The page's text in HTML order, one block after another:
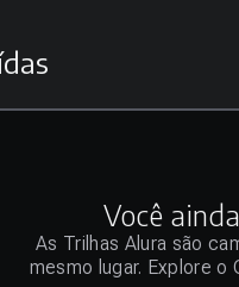
Você
As Trilhas Alura são
mesmo lugar. Explore o